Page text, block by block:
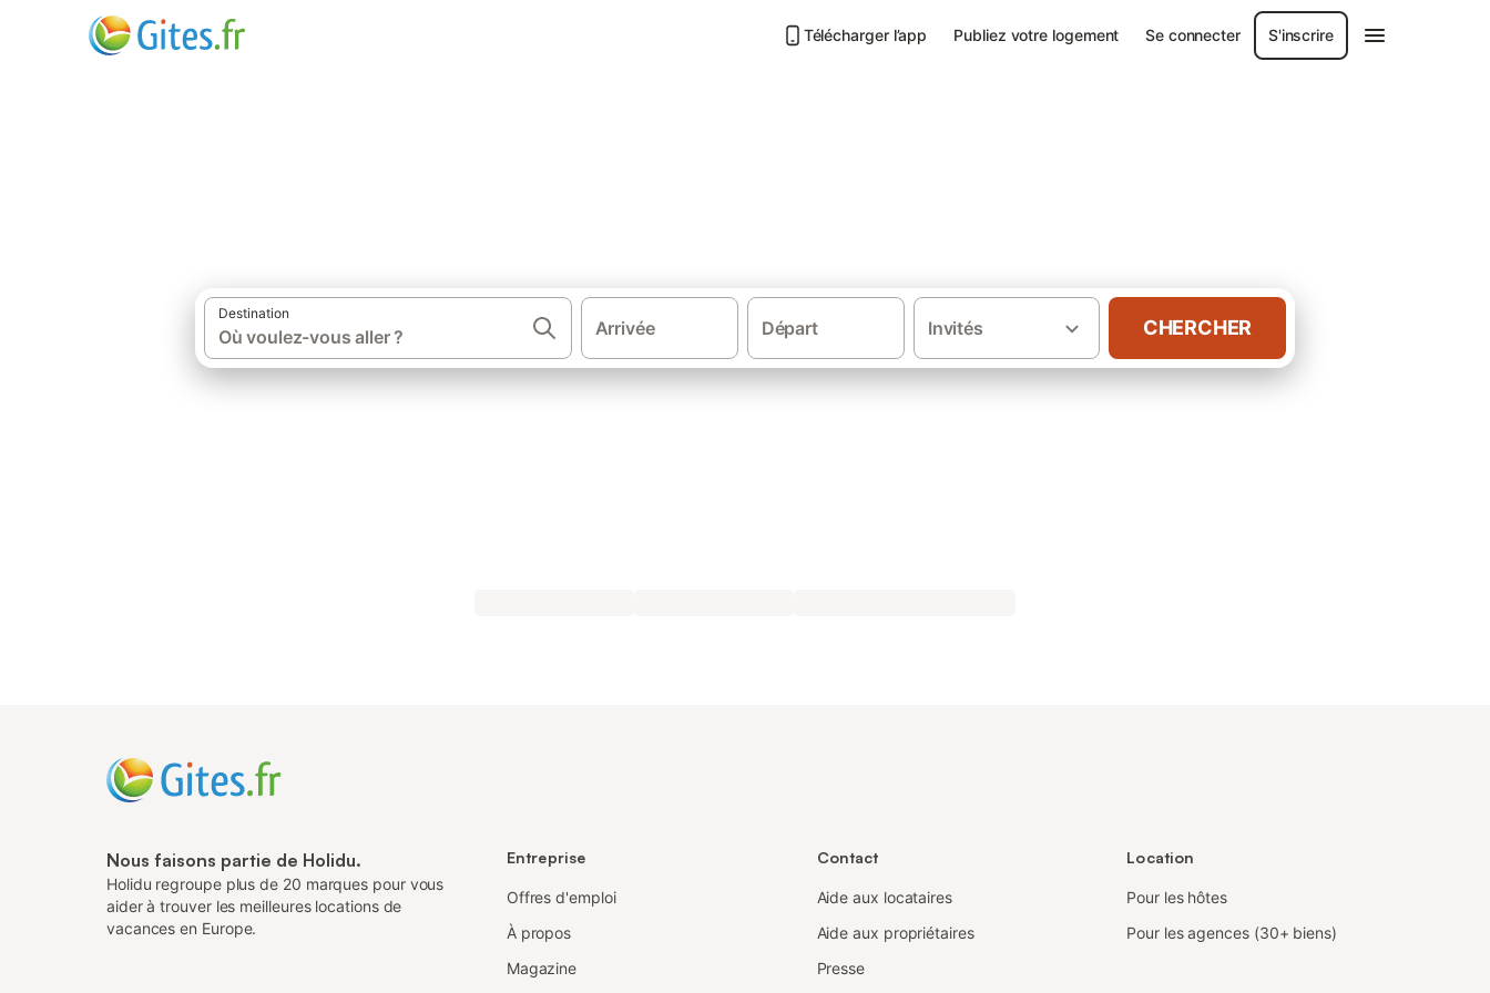
Télécharger l’app Publiez votre logement Se connecter S'inscrire
Destination
Arrivée Départ Invités CHERCHER
Nous faisons partie de Holidu.
Holidu regroupe plus de 20 marques pour vous
aider à trouver les meilleures locations de
vacances en Europe.
Entreprise
Offres d'emploi
À propos
Magazine
Contact
Aide aux locataires
Aide aux propriétaires
Presse
Location
Pour les hôtes
Pour les agences (30+ biens)